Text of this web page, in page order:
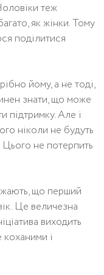
теж
як жінки. Тому
поділитися
йому, а не тоді,
знати, що може
підтримку. Але і
ніколи не будуть
Цього не потерпить
що перший
Це величезна
виходить
коханими і